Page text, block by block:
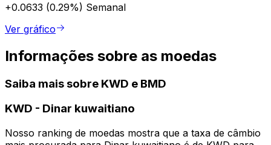
+0.0633 (0.29%) Semanal
Ver gráfico
Informações sobre as moedas
Saiba mais sobre KWD e BMD
KWD - Dinar kuwaitiano
Nosso ranking de moedas mostra que a taxa de câmbio